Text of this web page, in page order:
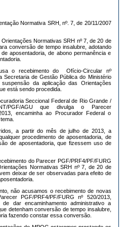
Normativa SRH, nº. 7, de 20/11/2007
Normativas SRH nº 7, de 20 de
conversão de tempo insalubre, adotando
aposentadoria, de abono permanência e
o recebimento do Ofício-Circular nº
Secretaria de Gestão Pública do Ministério
da aplicação das Orientações
está sendo procedida.
Seccional Federal de Rio Grande /
PGF/AGU que divulga o Parecer
encaminha ao Procurador Federal o
a partir do mês de julho de 2013, a
procedimento de aposentadoria, de
de aposentadoria, que fizessem uso de
do Parecer PGF/PRF4/PF/FURG
Normativas SRH nº 7, de 20 de
deixar de ser observadas para efeito de
não acusamos o recebimento de novas
PGF/PRF4/PF/FURG nº 520/2013,
dar encaminhamento administrativo a
detenham conversão de tempo insalubre,
fazendo constar essa conversão.